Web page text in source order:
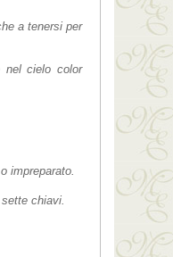
a tenersi per
nel cielo color
impreparato.
chiavi.